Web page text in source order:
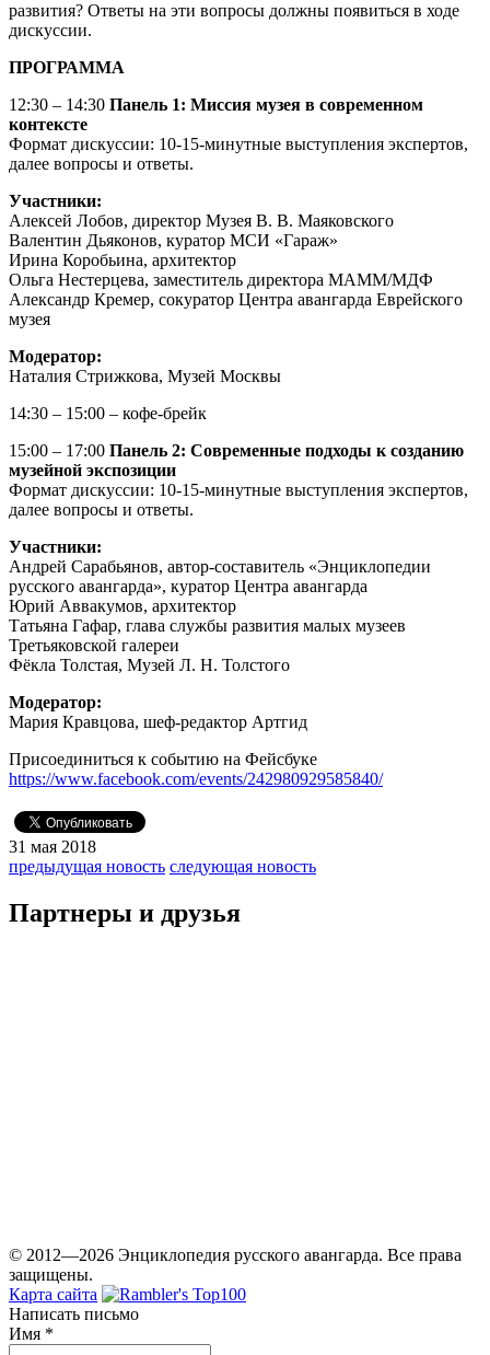
развития? Ответы на эти вопросы должны появиться в ходе
дискуссии.
ПРОГРАММА
12:30 – 14:30 Панель 1: Миссия музея в современном
контексте
Формат дискуссии: 10-15-минутные выступления экспертов,
далее вопросы и ответы.
Участники:
Алексей Лобов, директор Музея В. В. Маяковского
Валентин Дьяконов, куратор МСИ «Гараж»
Ирина Коробьина, архитектор
Ольга Нестерцева, заместитель директора МАММ/МДФ
Александр Кремер, сокуратор Центра авангарда Еврейского
музея
Модератор:
Наталия Стрижкова, Музей Москвы
14:30 – 15:00 – кофе-брейк
15:00 – 17:00 Панель 2: Современные подходы к созданию
музейной экспозиции
Формат дискуссии: 10-15-минутные выступления экспертов,
далее вопросы и ответы.
Участники:
Андрей Сарабьянов, автор-составитель «Энциклопедии
русского авангарда», куратор Центра авангарда
Юрий Аввакумов, архитектор
Татьяна Гафар, глава службы развития малых музеев
Третьяковской галереи
Фёкла Толстая, Музей Л. Н. Толстого
Модератор:
Мария Кравцова, шеф-редактор Артгид
Присоединиться к событию на Фейсбуке
https://www.facebook.com/events/242980929585840/
31 мая 2018
предыдущая новость следующая новость
Партнеры и друзья
© 2012—2026 Энциклопедия русского авангарда. Все права
защищены.
Карта сайта
Написать письмо
Имя *